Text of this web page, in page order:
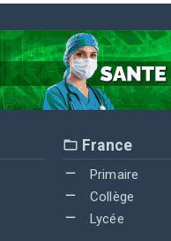
France
Primaire
Collège
Lycée